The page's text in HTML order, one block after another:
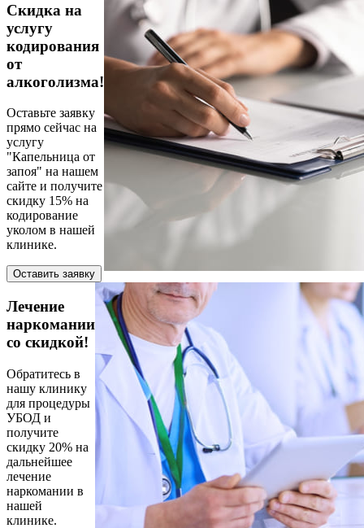
Скидка на
услугу
кодирования
от
алкоголизма!
Оставьте заявку
прямо сейчас на
услугу
"Капельница от
запоя" на нашем
сайте и получите
скидку 15% на
кодирование
уколом в нашей
клинике.
Оставить заявку
Лечение
наркомании
со скидкой!
Обратитесь в
нашу клинику
для процедуры
УБОД и
получите
скидку 20% на
дальнейшее
лечение
наркомании в
нашей
клинике.